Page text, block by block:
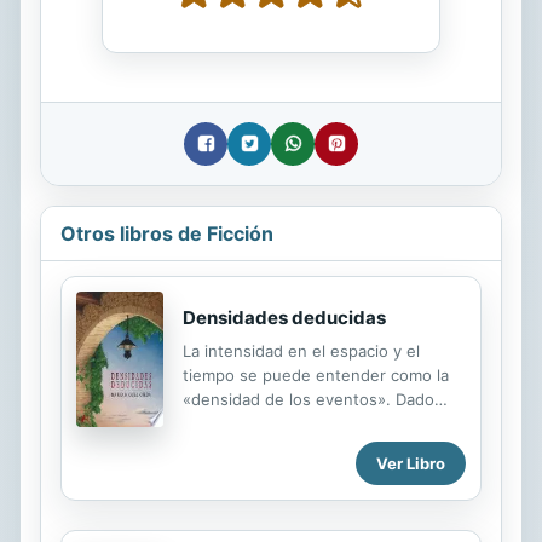
Otros libros de Ficción
Densidades deducidas
La intensidad en el espacio y el
tiempo se puede entender como la
«densidad de los eventos». Dado
es imperfecta y las historias deben
—antes que contarse— entenderse,
esta novela se propone hacerlo a
Ver Libro